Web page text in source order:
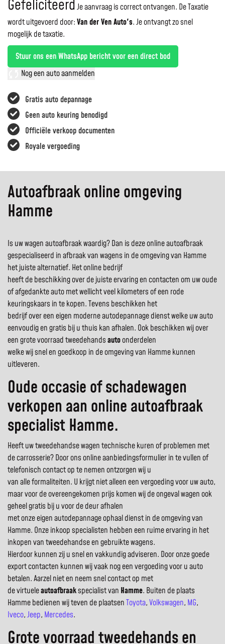
Gratis auto depannage
Geen auto keuring benodigd
Officiële verkoop documenten
Royale vergoeding
GefeliciteerdJe aanvraag is correct ontvangen. De Taxatie
wordt uitgevoerd door:Van der Ven Auto's.Je ontvangt zo snel
mogelijk de taxatie.
Stuur ons een WhatsApp bericht voor een direct bod
Nog een auto aanmelden
Autoafbraak online omgeving
Hamme
Is uw wagen autoafbraak waardig? Dan is deze online autoafbraak
gespecialiseerd in afbraak van wagens in de omgeving van Hamme
het juiste alternatief. Het online bedrijf
heeft de beschikking over de juiste ervaring en contacten om uw oude
of afgedankte auto met wellicht veel kilometers of een rode
keuringskaars in te kopen. Tevens beschikken het
bedrijf over een eigen moderne autodepannage dienst welke uw auto
eenvoudig en gratis bij u thuis kan afhalen. Ook beschikken wij over
een grote voorraad tweedehandsautoonderdelen
welke wij snel en goedkoop in de omgeving van Hamme kunnen
uitleveren.
Oude occasie of schadewagen
verkopen aan online autoafbraak
specialist Hamme.
Heeft uw tweedehandse wagen technische kuren of problemen met
de carrosserie? Door ons online aanbiedingsformulier in te vullen of
telefonisch contact op te nemen ontzorgen wij u
van alle formaliteiten. U krijgt niet alleen een vergoeding voor uw auto,
maar voor de overeengekomen prijs komen wij de ongeval wagen ook
geheel gratis bij u voor de deur afhalen
met onze eigen autodepannage ophaal dienst in de omgeving van
Hamme. Onze inkoop specialisten hebben een ruime ervaring in het
inkopen van tweedehandse en gebruikte wagens.
Hierdoor kunnen zij u snel en vakkundig adviseren. Door onze goede
export contacten kunnen wij vaak nog een vergoeding voor u auto
betalen. Aarzel niet en neem snel contact op met
de virtueleautoafbraakspecialist van Hamme. Buiten de plaats
Hamme bedienen wij teven de plaatsenToyota,Volkswagen, MG,
Iveco,Jeep, Mercedes.
Grote voorraad tweedehands en